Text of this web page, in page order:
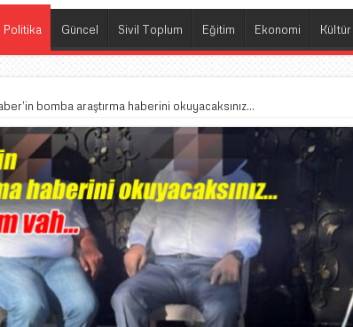
Politika Güncel Sivil Toplum Eğitim Ekonomi
bomba araştırma haberini okuyacaksınız…